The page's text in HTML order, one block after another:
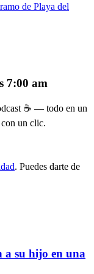
de Playa del
7:00 am
☕ — todo en un
un clic.
. Puedes darte de
a su hijo en una